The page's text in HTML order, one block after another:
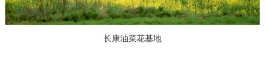
长康油菜花基地